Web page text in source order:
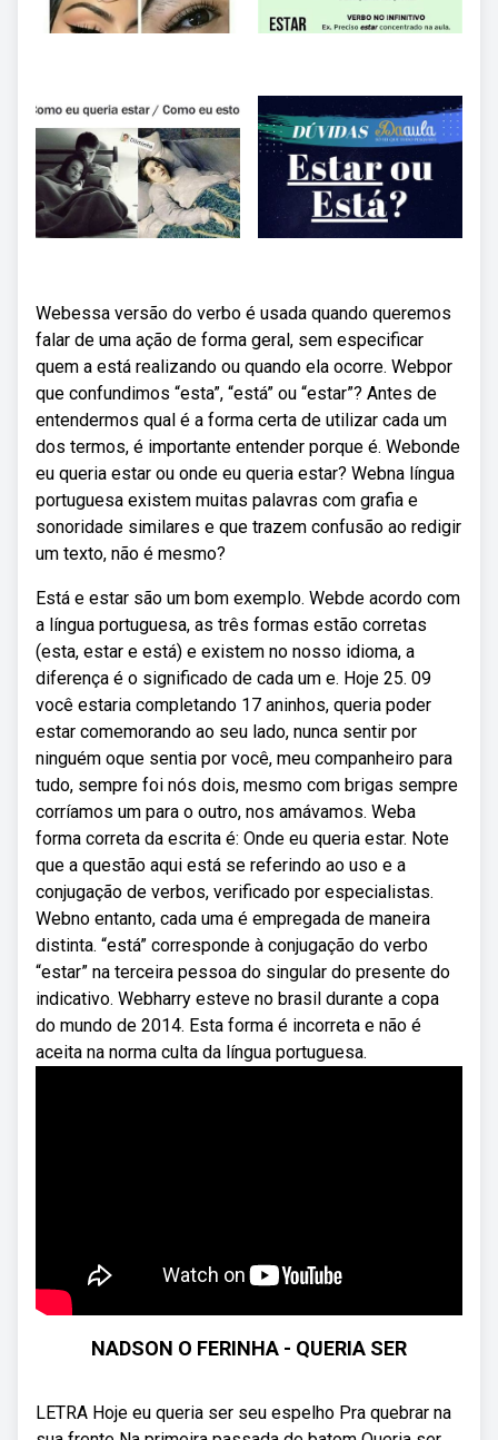
Webessa versão do verbo é usada quando queremos
falar de uma ação de forma geral, sem especificar
quem a está realizando ou quando ela ocorre. Webpor
que confundimos “esta”, “está” ou “estar”? Antes de
entendermos qual é a forma certa de utilizar cada um
dos termos, é importante entender porque é. Webonde
eu queria estar ou onde eu queria estar? Webna língua
portuguesa existem muitas palavras com grafia e
sonoridade similares e que trazem confusão ao redigir
um texto, não é mesmo?
Está e estar são um bom exemplo. Webde acordo com
a língua portuguesa, as três formas estão corretas
(esta, estar e está) e existem no nosso idioma, a
diferença é o significado de cada um e. Hoje 25. 09
você estaria completando 17 aninhos, queria poder
estar comemorando ao seu lado, nunca sentir por
ninguém oque sentia por você, meu companheiro para
tudo, sempre foi nós dois, mesmo com brigas sempre
corríamos um para o outro, nos amávamos. Weba
forma correta da escrita é: Onde eu queria estar. Note
que a questão aqui está se referindo ao uso e a
conjugação de verbos, verificado por especialistas.
Webno entanto, cada uma é empregada de maneira
distinta. “está” corresponde à conjugação do verbo
“estar” na terceira pessoa do singular do presente do
indicativo. Webharry esteve no brasil durante a copa
do mundo de 2014. Esta forma é incorreta e não é
aceita na norma culta da língua portuguesa.
NADSON O FERINHA - QUERIA SER
LETRA Hoje eu queria ser seu espelho Pra quebrar na